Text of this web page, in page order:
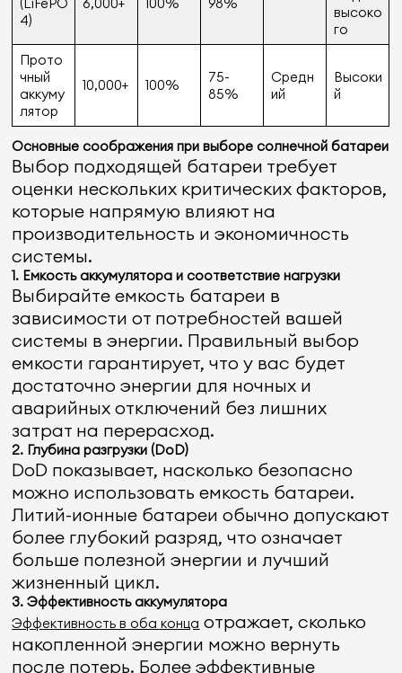
4)
высоко
го
Прото
чный
аккуму
лятор
10,000+ 100%
75-
85%
Средн
ий
Высоки
й
Основные соображения при выборе солнечной батареи
Выбор подходящей батареи требует
оценки нескольких критических факторов,
которые напрямую влияют на
производительность и экономичность
системы.
1. Емкость аккумулятора и соответствие нагрузки
Выбирайте емкость батареи в
зависимости от потребностей вашей
системы в энергии. Правильный выбор
емкости гарантирует, что у вас будет
достаточно энергии для ночных и
аварийных отключений без лишних
затрат на перерасход.
2. Глубина разгрузки (DoD)
DoD показывает, насколько безопасно
можно использовать емкость батареи.
Литий-ионные батареи обычно допускают
более глубокий разряд, что означает
больше полезной энергии и лучший
жизненный цикл.
3.Эффективность аккумулятора
Эффективность в оба конца отражает, сколько
накопленной энергии можно вернуть
после потерь. Более эффективные